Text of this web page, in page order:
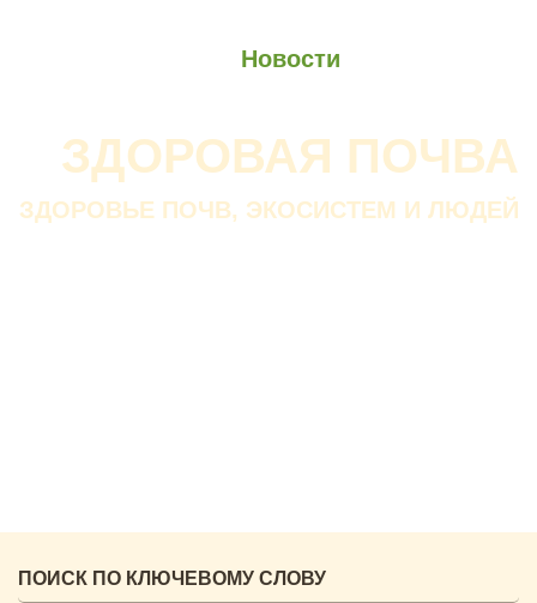
Новости
ЗДОРОВАЯ ПОЧВА
ЗДОРОВЬЕ ПОЧВ, ЭКОСИСТЕМ И ЛЮДЕЙ